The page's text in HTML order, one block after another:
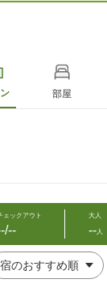
部屋
ェックアウト 大人
--人